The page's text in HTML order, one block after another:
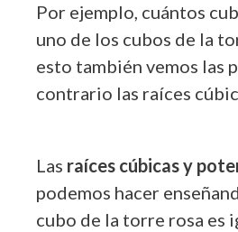
Por ejemplo, cuántos
uno de los cubos de la
esto también vemos las
contrario las raíces
Las raíces cúbicas y
podemos hacer
cubo de la torre rosa es